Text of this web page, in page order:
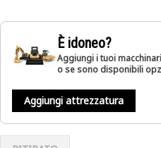
È idoneo?
Aggiungi i tuoi
o se sono disponibili
Aggiungi attrezzatura